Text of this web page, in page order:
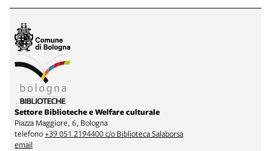
Settore Biblioteche e Welfare culturale
Piazza Maggiore, 6, Bologna
telefono+39 051 2194400 c/o Biblioteca Salaborsa
email